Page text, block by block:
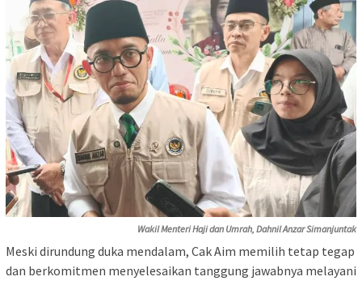
Wakil Menteri Haji dan Umrah, Dahnil Anzar Simanjuntak
​Meski dirundung duka mendalam, Cak Aim memilih tetap tegap
dan berkomitmen menyelesaikan tanggung jawabnya melayani